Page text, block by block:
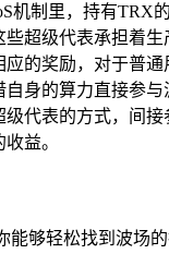
机制里，持有TRX
超级代表承担着
应的奖励，对于普
身的算力直接参
代表的方式，间接
益。
能够轻松找到波场